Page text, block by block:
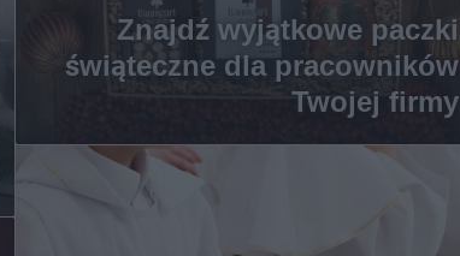
Znajdź wyjątkowe paczki
świąteczne dla pracowników
Twojej firmy